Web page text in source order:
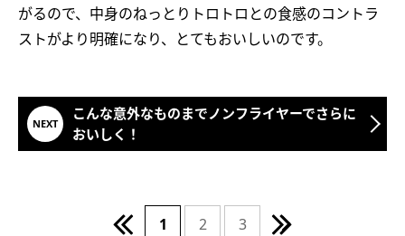
がるので、中身のねっとりトロトロとの食感のコントラ
ストがより明確になり、とてもおいしいのです。
こんな意外なものまでノンフライヤーでさらに
おいしく！
1 2 3